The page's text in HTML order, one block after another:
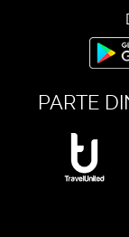
PARTE